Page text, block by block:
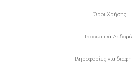
Υποσέλιδο
Όροι Χρήσης
Προσωπικά
Πληροφορίες για